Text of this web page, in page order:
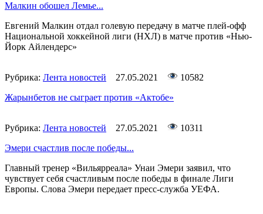
Малкин обошел Лемье...
Евгений Малкин отдал голевую передачу в матче плей-офф
Национальной хоккейной лиги (НХЛ) в матче против «Нью-
Йорк Айлендерс»
Рубрика: Лента новостей 27.05.2021
10582
Жарынбетов не сыграет против «Актобе»
Рубрика: Лента новостей 27.05.2021
10311
Эмери счастлив после победы...
Главный тренер «Вильярреала» Унаи Эмери заявил, что
чувствует себя счастливым после победы в финале Лиги
Европы. Слова Эмери передает пресс-служба УЕФА.